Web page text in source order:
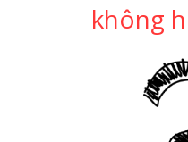
không